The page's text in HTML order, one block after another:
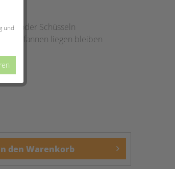
oder Schüsseln
Pfannen liegen bleiben
den Warenkorb
und